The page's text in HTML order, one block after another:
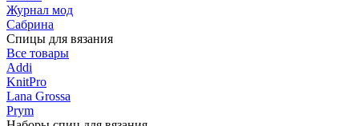
Журнал мод
Сабрина
Спицы для вязания
Все товары
Addi
KnitPro
Lana Grossa
Prym